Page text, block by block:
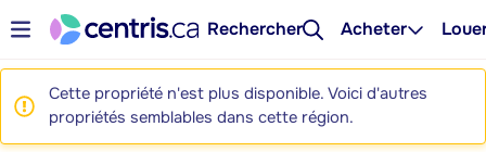
Rechercher Acheter
Cette propriété n'est plus disponible. Voici d'autres
propriétés semblables dans cette région.